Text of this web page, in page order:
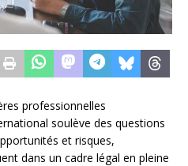
professionnelles
soulève des questions
et risques,
dans un cadre légal en pleine